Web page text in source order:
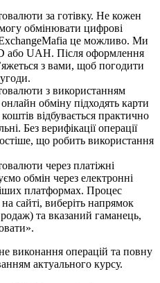
за готівку. Не кожен
обмінювати цифрові
ExchangeMafia це можливо. Ми
або UAH. Після оформлення
з вами, щоб погодити
з використанням
обміну підходять карти
відбувається практично
Без верифікації операції
що робить використання
через платіжні
обмін через електронні
платформах. Процес
сайті, виберіть напрямок
та вказаний гаманець,
виконання операцій та повну
актуального курсу.